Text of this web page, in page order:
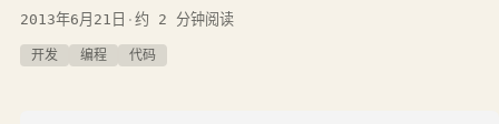
2013年6月21日 · 约 2 分钟阅读
开发 编程 代码